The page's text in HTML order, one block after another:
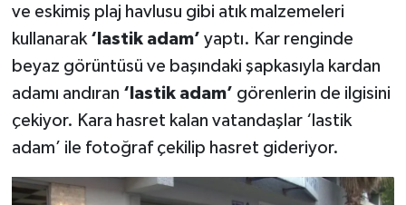
ve eskimiş plaj havlusu gibi atık malzemeleri
kullanarak‘lastik adam’ yaptı. Kar renginde
beyaz görüntüsü ve başındaki şapkasıyla kardan
adamı andıran ‘lastik adam’ görenlerin de ilgisini
çekiyor. Kara hasret kalan vatandaşlar ‘lastik
adam’ ile fotoğraf çekilip hasret gideriyor.